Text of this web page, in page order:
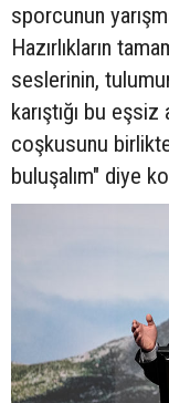
sporcunun
Hazırlıkların
seslerinin,
karıştığı bu
coşkusunu birlikte
buluşalım" diye